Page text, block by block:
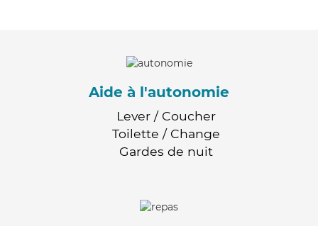
Aide à l'autonomie
Lever / Coucher
Toilette / Change
Gardes de nuit